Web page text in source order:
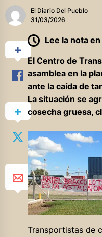
El Diario Del Pueblo
31/03/2026
Lee la nota en
El Centro de
asamblea en la
ante la caída de
La situación se
cosecha gruesa,
Transportistas de